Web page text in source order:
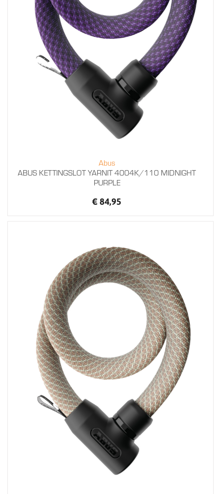
Abus
ABUS KETTINGSLOT YARNIT 4004K/110 MIDNIGHT
PURPLE
€ 84,95